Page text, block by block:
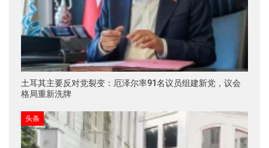
土耳其主要反对党裂变：厄泽尔率91名议员组建新党，议会
格局重新洗牌
头条